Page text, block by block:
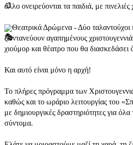
άλλο ονειρεύονται τα παιδιά, με
Θεατρικά Δρώμενα - Δύο ταλαντούχοι
ζωντανεύουν αγαπημένους
χιούμορ και θέατρο που θα διασκεδάσει
Και αυτό είναι μόνο η αρχή!
Το πλήρες πρόγραμμα των
καθώς και το ωράριο λειτουργίας του
με δημιουργικές δραστηριότητες για
σύντομα.